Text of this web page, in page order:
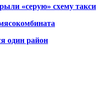
«серую» схему такси
один район